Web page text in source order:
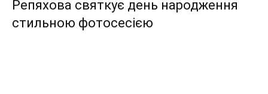
Репяхова святкує день народження
стильною фотосесією